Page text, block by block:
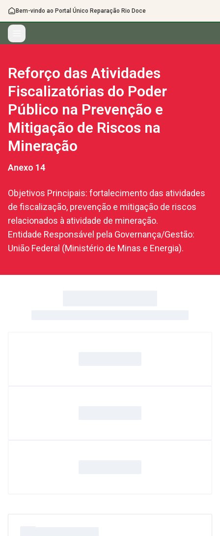
Bem-vindo ao Portal Único Reparação Rio Doce
Reforço das Atividades
Fiscalizatórias do Poder
Público na Prevenção e
Mitigação de Riscos na
Mineração
Anexo 14
Objetivos Principais: fortalecimento das atividades
de fiscalização, prevenção e mitigação de riscos
relacionados à atividade de mineração.
Entidade Responsável pela Governança/Gestão:
União Federal (Ministério de Minas e Energia).